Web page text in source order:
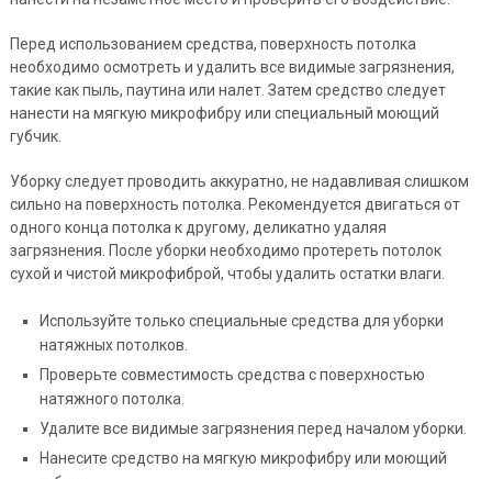
Перед использованием средства, поверхность потолка
необходимо осмотреть и удалить все видимые загрязнения,
такие как пыль, паутина или налет. Затем средство следует
нанести на мягкую микрофибру или специальный моющий
губчик.
Уборку следует проводить аккуратно, не надавливая слишком
сильно на поверхность потолка. Рекомендуется двигаться от
одного конца потолка к другому, деликатно удаляя
загрязнения. После уборки необходимо протереть потолок
сухой и чистой микрофиброй, чтобы удалить остатки влаги.
Используйте только специальные средства для уборки
натяжных потолков.
Проверьте совместимость средства с поверхностью
натяжного потолка.
Удалите все видимые загрязнения перед началом уборки.
Нанесите средство на мягкую микрофибру или моющий